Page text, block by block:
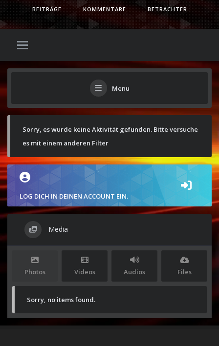
BEITRÄGE KOMMENTARE BETRACHTER
Menu
Sorry, es wurde keine Aktivität gefunden. Bitte versuche
es mit einem anderen Filter
LOG DICH IN DEINEN ACCOUNT EIN.
Media
Photos Videos Audios Files
Sorry, no items found.